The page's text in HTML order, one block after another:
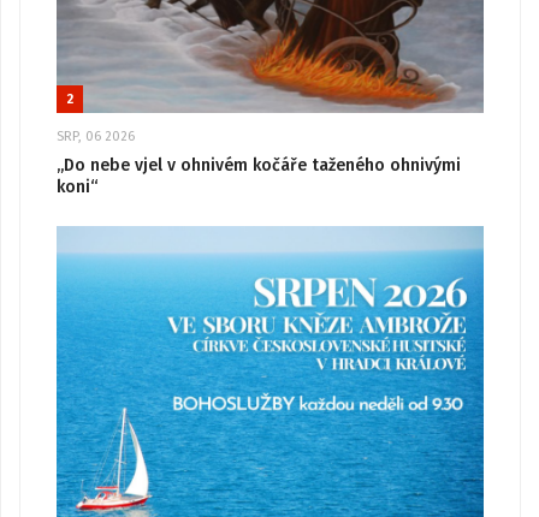
2
SRP, 06 2026
„Do nebe vjel v ohnivém kočáře taženého ohnivými
koni“